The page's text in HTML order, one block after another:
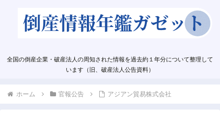
全国の倒産企業・破産法人の周知された情報を過去約１年分について整理して
います（旧、破産法人公告資料）
ホーム 官報公告 アジアン貿易株式会社